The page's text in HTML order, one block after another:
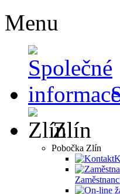
Menu
Zlín
Pobočka Zlín